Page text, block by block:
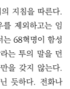
지침을 따른다.
제외하고는 임
68혁명이 함성
는 투의 말을 던
을 갖지 않는다.
듯하다. 전화나